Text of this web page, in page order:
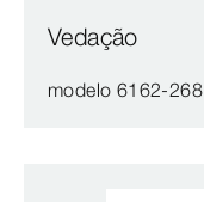
Vedação
modelo 6162-268